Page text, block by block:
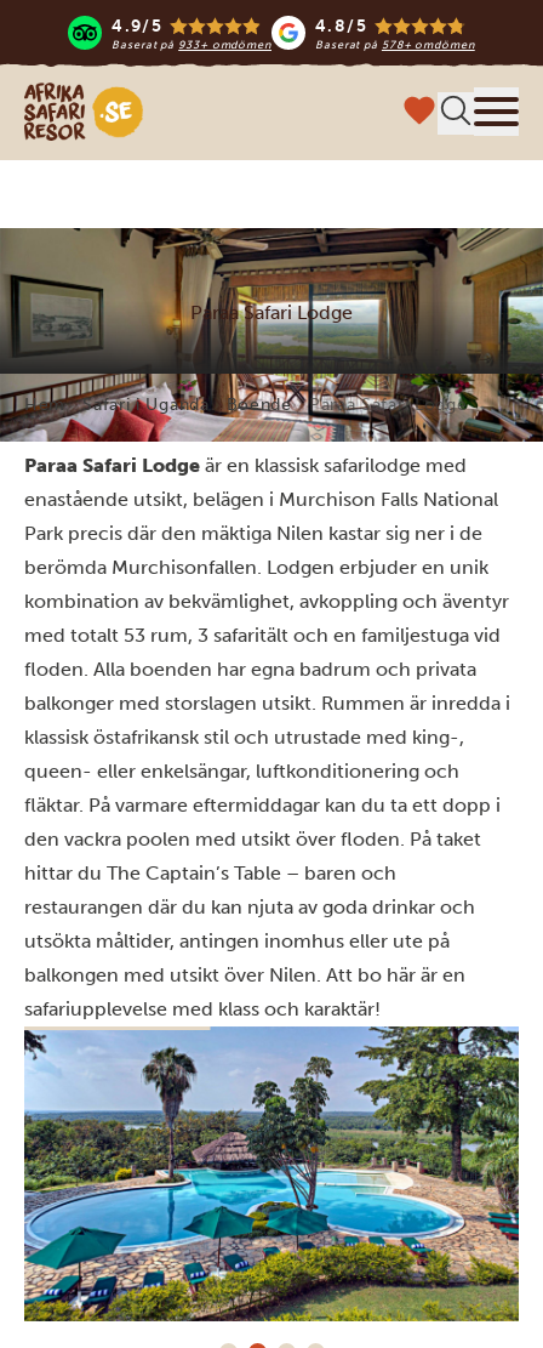
4.9/5
Baserat på 933+ omdömen
4.8/5
Baserat på 578+ omdömen
Safari-resor i Afrika
Paraa Safari Lodge
Hem Safari i Uganda Boende Paraa Safari Lodge
Paraa Safari Lodge är en klassisk safarilodge med
enastående utsikt, belägen i Murchison Falls National
Park precis där den mäktiga Nilen kastar sig ner i de
berömda Murchisonfallen. Lodgen erbjuder en unik
kombination av bekvämlighet, avkoppling och äventyr
med totalt 53 rum, 3 safaritält och en familjestuga vid
floden. Alla boenden har egna badrum och privata
balkonger med storslagen utsikt. Rummen är inredda i
klassisk östafrikansk stil och utrustade med king-,
queen- eller enkelsängar, luftkonditionering och
fläktar. På varmare eftermiddagar kan du ta ett dopp i
den vackra poolen med utsikt över floden. På taket
hittar du The Captain’s Table – baren och
restaurangen där du kan njuta av goda drinkar och
utsökta måltider, antingen inomhus eller ute på
balkongen med utsikt över Nilen. Att bo här är en
safariupplevelse med klass och karaktär!